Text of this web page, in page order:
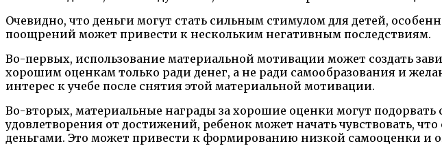
Очевидно, что деньги могут стать сильным стимулом для детей,
поощрений может привести к нескольким негативным последствиям.
Во-первых, использование материальной мотивации может создать
хорошим оценкам только ради денег, а не ради самообразования и
интерес к учебе после снятия этой материальной мотивации.
Во-вторых, материальные награды за хорошие оценки могут
удовлетворения от достижений, ребенок может начать чувствовать,
деньгами. Это может привести к формированию низкой самооценки и